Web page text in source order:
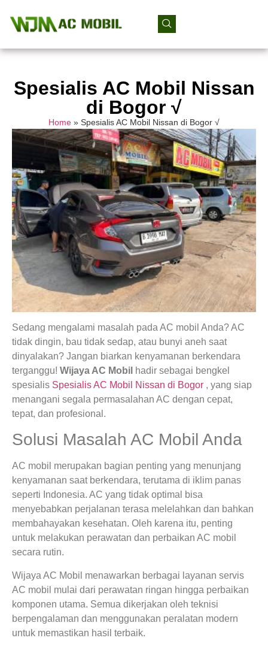
Spesialis AC Mobil Nissan
di Bogor √
Home » Spesialis AC Mobil Nissan di Bogor √
Sedang mengalami masalah pada AC mobil Anda? AC
tidak dingin, bau tidak sedap, atau bunyi aneh saat
dinyalakan? Jangan biarkan kenyamanan berkendara
terganggu! Wijaya AC Mobil hadir sebagai bengkel
spesialis Spesialis AC Mobil Nissan di Bogor , yang siap
menangani segala permasalahan AC dengan cepat,
tepat, dan profesional.
Solusi Masalah AC Mobil Anda
AC mobil merupakan bagian penting yang menunjang
kenyamanan saat berkendara, terutama di iklim panas
seperti Indonesia. AC yang tidak optimal bisa
menyebabkan perjalanan terasa melelahkan dan bahkan
membahayakan kesehatan. Oleh karena itu, penting
untuk melakukan perawatan dan perbaikan AC mobil
secara rutin.
Wijaya AC Mobil menawarkan berbagai layanan servis
AC mobil mulai dari perawatan ringan hingga perbaikan
komponen utama. Semua dikerjakan oleh teknisi
berpengalaman dan menggunakan peralatan modern
untuk memastikan hasil terbaik.